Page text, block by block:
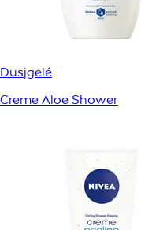
Dusjgelé
Creme Aloe Shower